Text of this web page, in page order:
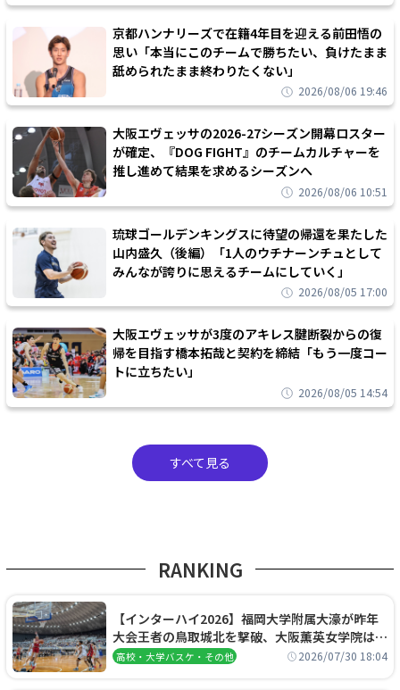
京都ハンナリーズで在籍4年目を迎える前田悟の
思い「本当にこのチームで勝ちたい、負けたまま
舐められたまま終わりたくない」
2026/08/06 19:46
大阪エヴェッサの2026-27シーズン開幕ロスター
が確定、『DOG FIGHT』のチームカルチャーを
推し進めて結果を求めるシーズンへ
2026/08/06 10:51
琉球ゴールデンキングスに待望の帰還を果たした
山内盛久（後編）「1人のウチナーンチュとして
みんなが誇りに思えるチームにしていく」
2026/08/05 17:00
大阪エヴェッサが3度のアキレス腱断裂からの復
帰を目指す橋本拓哉と契約を締結「もう一度コー
トに立ちたい」
2026/08/05 14:54
すべて見る
RANKING
【インターハイ2026】福岡大学附属大濠が昨年
大会王者の鳥取城北を撃破、大阪薫英女学院は岐
阜女子に完勝、大会3日目試合結果
高校・大学バスケ・その他 2026/07/30 18:04